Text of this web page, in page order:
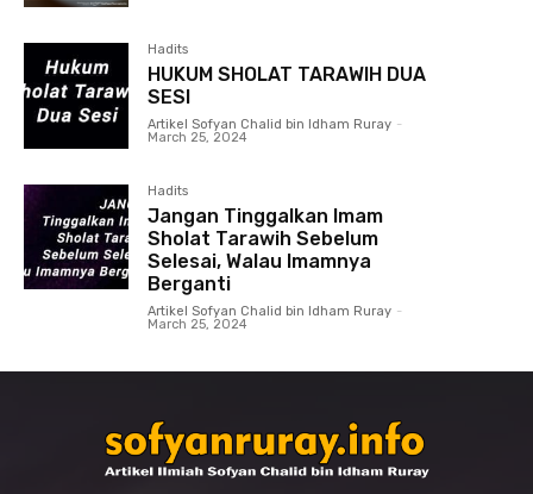
Hadits
HUKUM SHOLAT TARAWIH DUA
SESI
Artikel Sofyan Chalid bin Idham Ruray -
March 25, 2024
Hadits
Jangan Tinggalkan Imam
Sholat Tarawih Sebelum
Selesai, Walau Imamnya
Berganti
Artikel Sofyan Chalid bin Idham Ruray -
March 25, 2024